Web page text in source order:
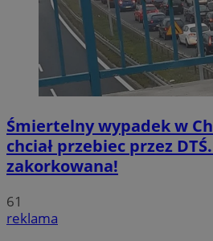
Śmiertelny wypadek w
chciał przebiec przez
zakorkowana!
61
reklama